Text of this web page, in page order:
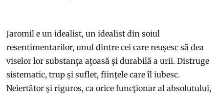
Jaromil e un idealist, un idealist din soiul
resentimentarilor, unul dintre cei care reuşesc să dea
viselor lor substanţa aţoasă şi durabilă a urii. Distruge
sistematic, trup şi suflet, fiinţele care îl iubesc.
Neiertător şi riguros, ca orice funcţionar al absolutului,